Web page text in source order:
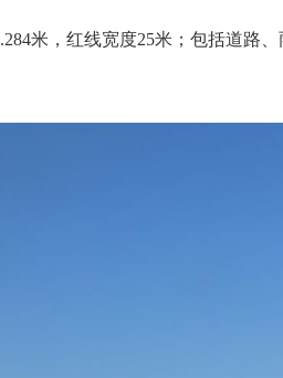
米，红线宽度25米；包括道路、